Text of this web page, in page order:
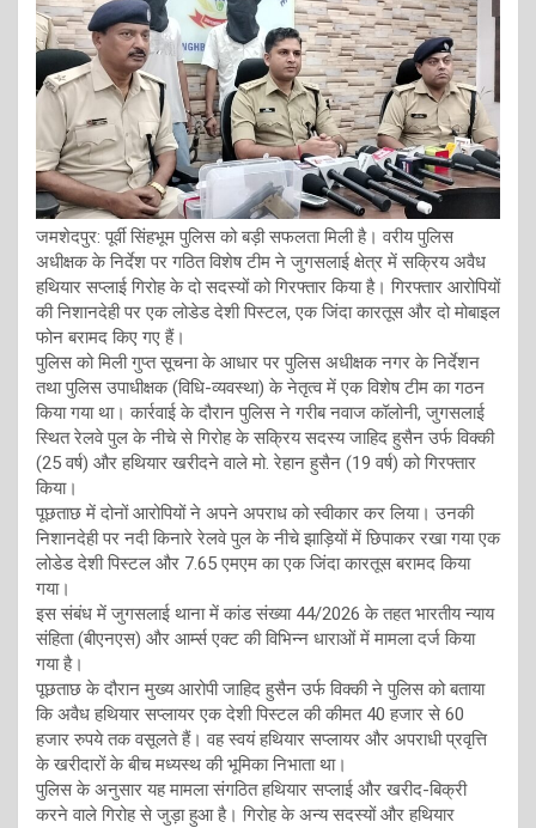
जमशेदपुर: पूर्वी सिंहभूम पुलिस को बड़ी सफलता मिली है। वरीय पुलिस
अधीक्षक के निर्देश पर गठित विशेष टीम ने जुगसलाई क्षेत्र में सक्रिय अवैध
हथियार सप्लाई गिरोह के दो सदस्यों को गिरफ्तार किया है। गिरफ्तार आरोपियों
की निशानदेही पर एक लोडेड देशी पिस्टल, एक जिंदा कारतूस और दो मोबाइल
फोन बरामद किए गए हैं।
पुलिस को मिली गुप्त सूचना के आधार पर पुलिस अधीक्षक नगर के निर्देशन
तथा पुलिस उपाधीक्षक (विधि-व्यवस्था) के नेतृत्व में एक विशेष टीम का गठन
किया गया था। कार्रवाई के दौरान पुलिस ने गरीब नवाज कॉलोनी, जुगसलाई
स्थित रेलवे पुल के नीचे से गिरोह के सक्रिय सदस्य जाहिद हुसैन उर्फ विक्की
(25 वर्ष) और हथियार खरीदने वाले मो. रेहान हुसैन (19 वर्ष) को गिरफ्तार
किया।
पूछताछ में दोनों आरोपियों ने अपने अपराध को स्वीकार कर लिया। उनकी
निशानदेही पर नदी किनारे रेलवे पुल के नीचे झाड़ियों में छिपाकर रखा गया एक
लोडेड देशी पिस्टल और 7.65 एमएम का एक जिंदा कारतूस बरामद किया
गया।
इस संबंध में जुगसलाई थाना में कांड संख्या 44/2026 के तहत भारतीय न्याय
संहिता (बीएनएस) और आर्म्स एक्ट की विभिन्न धाराओं में मामला दर्ज किया
गया है।
पूछताछ के दौरान मुख्य आरोपी जाहिद हुसैन उर्फ विक्की ने पुलिस को बताया
कि अवैध हथियार सप्लायर एक देशी पिस्टल की कीमत 40 हजार से 60
हजार रुपये तक वसूलते हैं। वह स्वयं हथियार सप्लायर और अपराधी प्रवृत्ति
के खरीदारों के बीच मध्यस्थ की भूमिका निभाता था।
पुलिस के अनुसार यह मामला संगठित हथियार सप्लाई और खरीद-बिक्री
करने वाले गिरोह से जुड़ा हुआ है। गिरोह के अन्य सदस्यों और हथियार